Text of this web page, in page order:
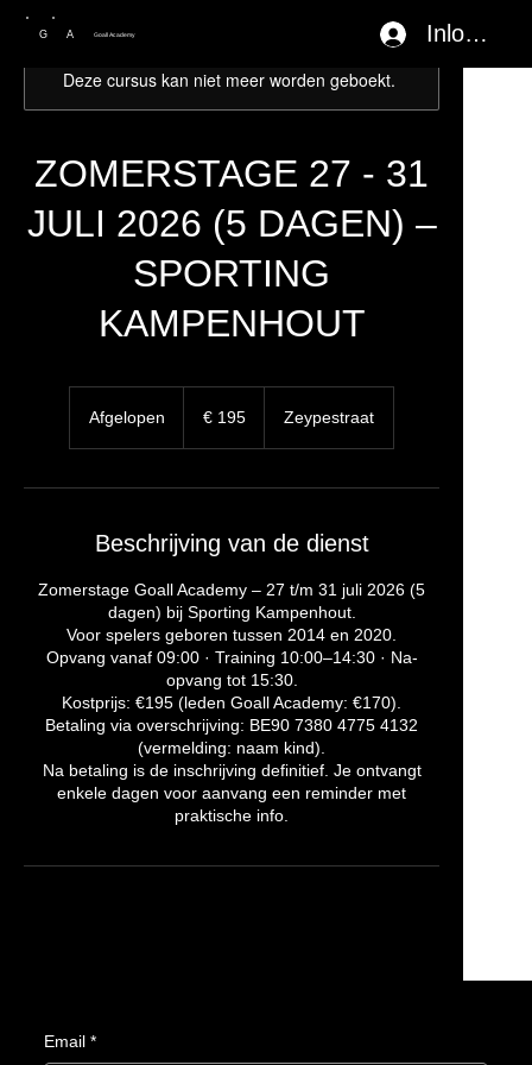
G Goall Academy
A Inloggen
Deze cursus kan niet meer worden geboekt.
ZOMERSTAGE 27 - 31
JULI 2026 (5 DAGEN) –
SPORTING
KAMPENHOUT
Afgelopen
e
o
p
n
€ 195 Zeypestraat
Beschrijving van de dienst
Zomerstage Goall Academy – 27 t/m 31 juli 2026 (5
dagen) bij Sporting Kampenhout.
Voor spelers geboren tussen 2014 en 2020.
Opvang vanaf 09:00 · Training 10:00–14:30 · Na-
opvang tot 15:30.
Kostprijs: €195 (leden Goall Academy: €170).
Betaling via overschrijving: BE90 7380 4775 4132
(vermelding: naam kind).
Na betaling is de inschrijving definitief. Je ontvangt
enkele dagen voor aanvang een reminder met
praktische info.
Email *
Email *